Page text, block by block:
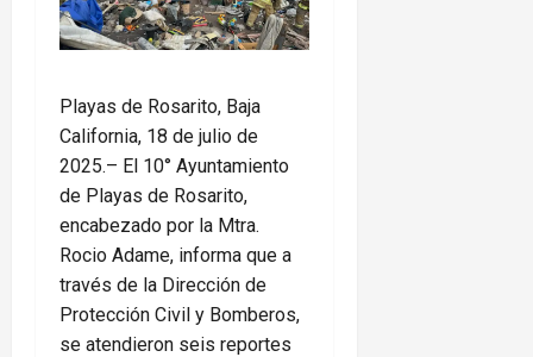
Playas de Rosarito, Baja
California, 18 de julio de
2025.– El 10° Ayuntamiento
de Playas de Rosarito,
encabezado por la Mtra.
Rocio Adame, informa que a
través de la Dirección de
Protección Civil y Bomberos,
se atendieron seis reportes